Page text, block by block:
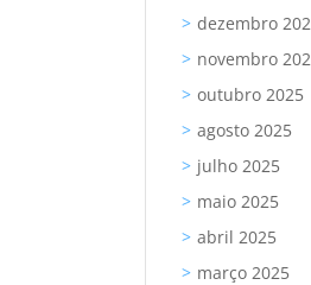
dezembro
novembro
outubro 2025
agosto 2025
julho 2025
maio 2025
abril 2025
março 2025